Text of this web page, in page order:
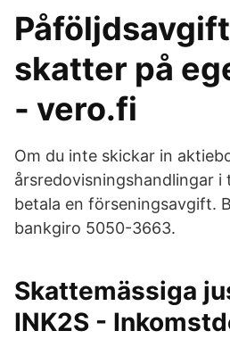
skatter på
- vero.fi
Om du inte skickar in
årsredovisnings­handlingar
betala en förseningsavgift.
bankgiro 5050-3663.
Skattemässiga
INK2S -